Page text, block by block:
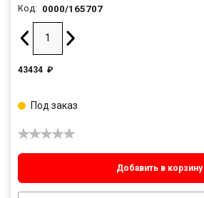
Код: 0000/165707
43434 ₽
Добавить в корзину
Под заказ